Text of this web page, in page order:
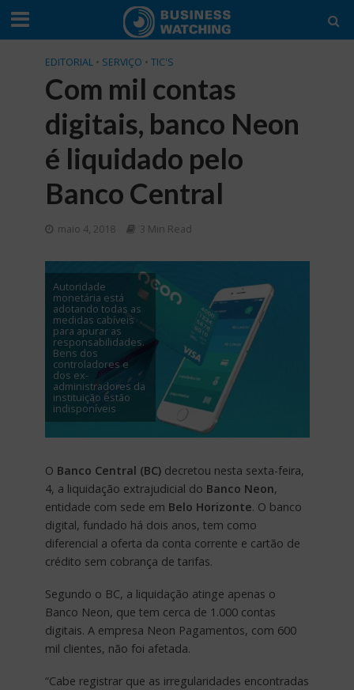
EDITORIAL • SERVIÇO • TIC'S
Com mil contas
digitais, banco Neon
é liquidado pelo
Banco Central
maio 4, 2018 3 Min Read
Autoridade
monetária está
adotando todas as
medidas cabíveis
para apurar as
responsabilidades.
Bens dos
controladores e
dos ex-
administradores da
instituição estão
indisponíveis
O Banco Central (BC)decretou nesta sexta-feira,
4, a liquidação extrajudicial do Banco Neon,
entidade com sede em Belo Horizonte. O banco
digital, fundado há dois anos, tem como
diferencial a oferta da conta corrente e cartão de
crédito sem cobrança de tarifas.
Segundo o BC, a liquidação atinge apenas o
Banco Neon, que tem cerca de 1.000 contas
digitais. A empresa Neon Pagamentos, com 600
mil clientes, não foi afetada.
“Cabe registrar que as irregularidades encontradas